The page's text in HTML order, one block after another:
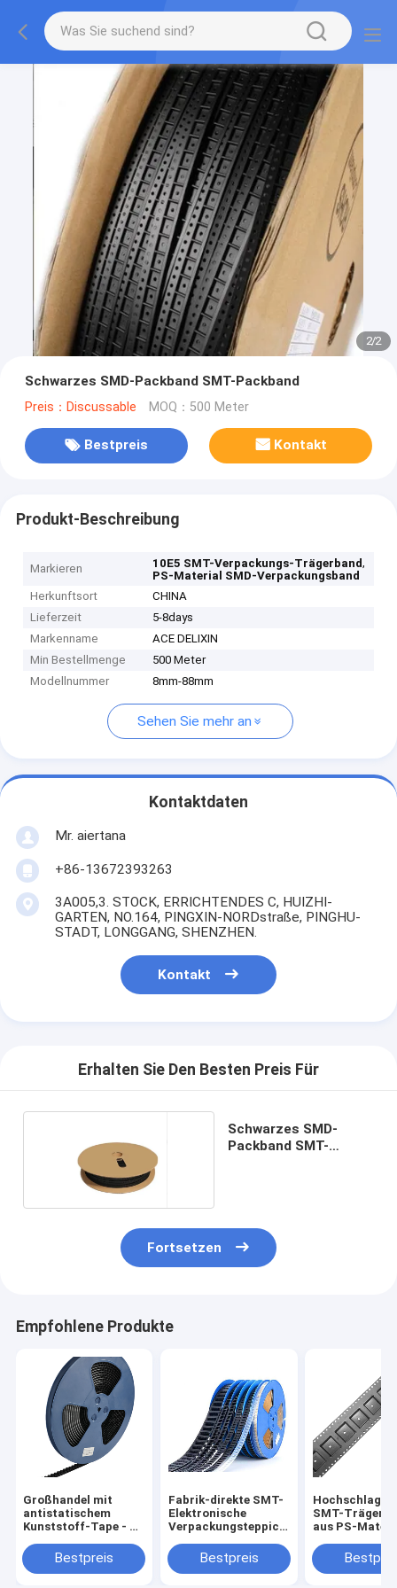
2/2
Schwarzes SMD-Packband SMT-Packband
Preis：Discussable MOQ：500 Meter
Bestpreis Kontakt
Produkt-Beschreibung
Markieren 10E5 SMT-Verpackungs-Trägerband,
PS-Material SMD-Verpackungsband
Herkunftsort
CHINA
Lieferzeit
5-8days
Markenname
ACE DELIXIN
Min Bestellmenge
500 Meter
Modellnummer
8mm-88mm
Sehen Sie mehr an
Kontaktdaten
Mr. aiertana
+86-13672393263
3A005,3. STOCK, ERRICHTENDES C, HUIZHI-
GARTEN, NO.164, PINGXIN-NORDstraße, PINGHU-
STADT, LONGGANG, SHENZHEN.
Kontakt
Erhalten Sie Den Besten Preis Für
Schwarzes SMD-
Packband SMT-
Fortsetzen
Empfohlene Produkte
Großhandel mit
antistatischem
Kunststoff-Tape - 6-
Lieferung weltweit
Bestpreis
Fabrik-direkte SMT-
Elektronische
Verpackungsteppich
Transistoren
Bestpreis
SMT-
aus PS-
Bestückung